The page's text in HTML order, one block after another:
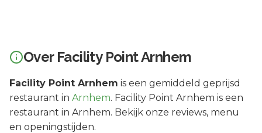
Over Facility Point Arnhem
Facility Point Arnhem is een gemiddeld geprijsd
restaurant in Arnhem. Facility Point Arnhem is een
restaurant in Arnhem. Bekijk onze reviews, menu
en openingstijden.